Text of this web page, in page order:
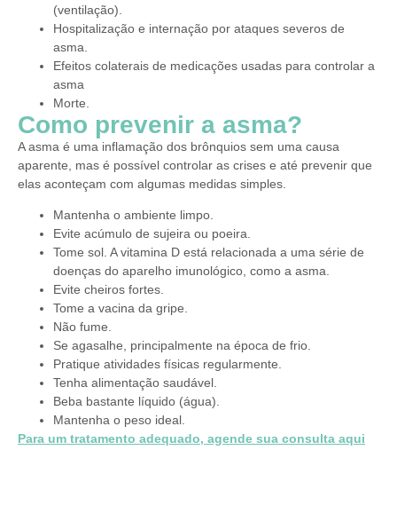
(ventilação).
Hospitalização e internação por ataques severos de
asma.
Efeitos colaterais de medicações usadas para controlar a
asma
Morte.
Como prevenir a asma?
A asma é uma inflamação dos brônquios sem uma causa
aparente, mas é possível controlar as crises e até prevenir que
elas aconteçam com algumas medidas simples.
Mantenha o ambiente limpo.
Evite acúmulo de sujeira ou poeira.
Tome sol. A vitamina D está relacionada a uma série de
doenças do aparelho imunológico, como a asma.
Evite cheiros fortes.
Tome a vacina da gripe.
Não fume.
Se agasalhe, principalmente na época de frio.
Pratique atividades físicas regularmente.
Tenha alimentação saudável.
Beba bastante líquido (água).
Mantenha o peso ideal.
Para um tratamento adequado, agende sua consulta aqui